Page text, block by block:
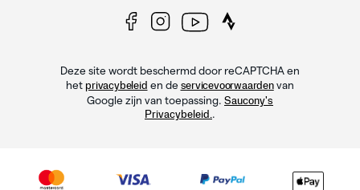
Deze site wordt beschermd door reCAPTCHA en
het privacybeleid en de servicevoorwaardenvan
Google zijn van toepassing. Saucony's
Privacybeleid. .